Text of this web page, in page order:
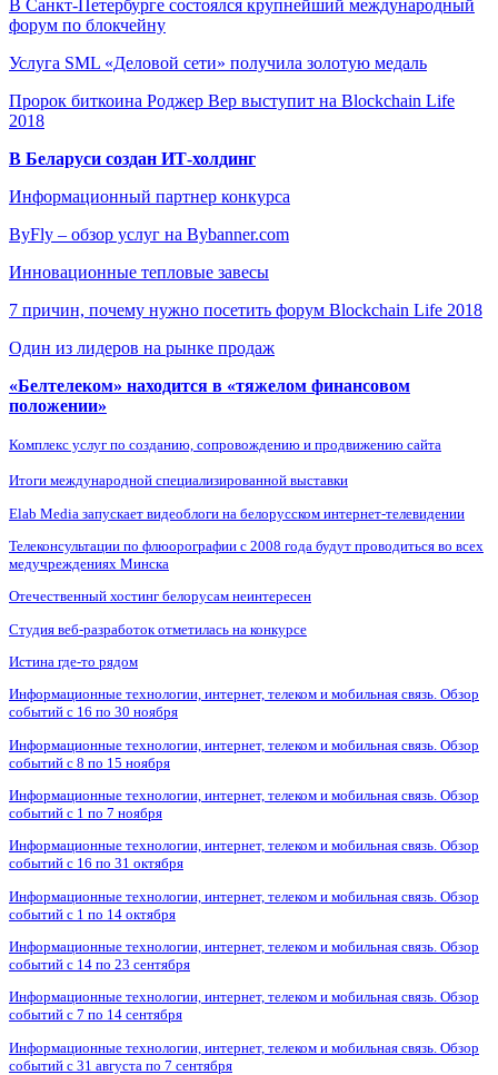
В Санкт-Петербурге состоялся крупнейший международный
форум по блокчейну
Услуга SML «Деловой сети» получила золотую медаль
Пророк биткоина Роджер Вер выступит на Blockchain Life
2018
В Беларуси создан ИТ-холдинг
Информационный партнер конкурса
ByFly – обзор услуг на Bybanner.com
Инновационные тепловые завесы
7 причин, почему нужно посетить форум Blockchain Life 2018
Один из лидеров на рынке продаж
«Белтелеком» находится в «тяжелом финансовом
положении»
Комплекс услуг по созданию, сопровождению и продвижению сайта
Итоги международной специализированной выставки
Elab Media запускает видеоблоги на белорусском интернет-телевидении
Телеконсультации по флюорографии с 2008 года будут проводиться во всех
медучреждениях Минска
Отечественный хостинг белорусам неинтересен
Студия веб-разработок отметилась на конкурсе
Истина где-то рядом
Информационные технологии, интернет, телеком и мобильная связь. Обзор
событий с 16 по 30 ноября
Информационные технологии, интернет, телеком и мобильная связь. Обзор
событий с 8 по 15 ноября
Информационные технологии, интернет, телеком и мобильная связь. Обзор
событий с 1 по 7 ноября
Информационные технологии, интернет, телеком и мобильная связь. Обзор
событий с 16 по 31 октября
Информационные технологии, интернет, телеком и мобильная связь. Обзор
событий с 1 по 14 октября
Информационные технологии, интернет, телеком и мобильная связь. Обзор
событий с 14 по 23 сентября
Информационные технологии, интернет, телеком и мобильная связь. Обзор
событий с 7 по 14 сентября
Информационные технологии, интернет, телеком и мобильная связь. Обзор
событий с 31 августа по 7 сентября